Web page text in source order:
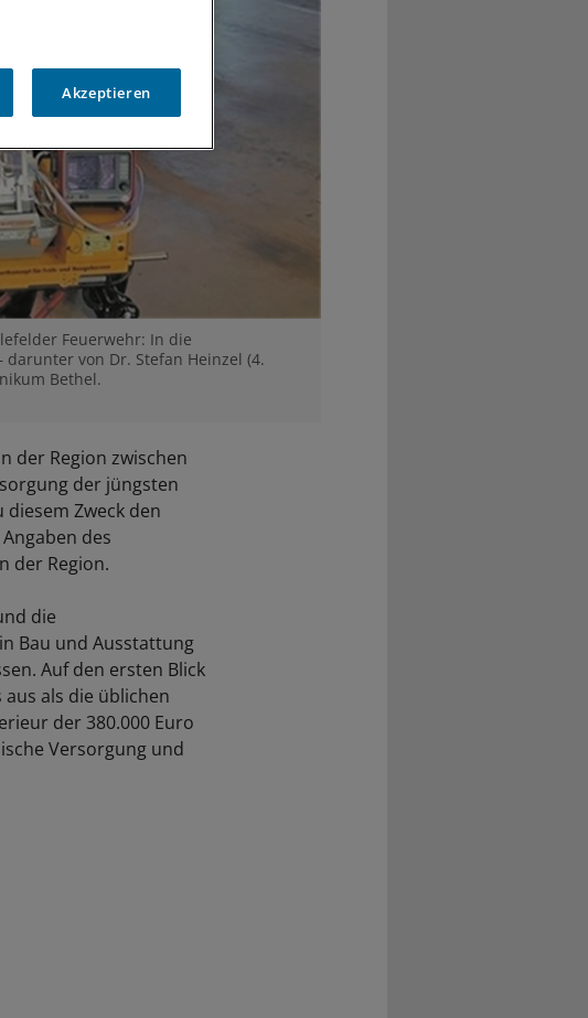
Feuerwehr: In die
von Dr. Stefan Heinzel (4.
Bethel.
der Region zwischen
der jüngsten
Zweck den
des
der Region.
die
Bau und Ausstattung
Auf den ersten Blick
als die üblichen
der 380.000 Euro
Versorgung und
Akzeptieren